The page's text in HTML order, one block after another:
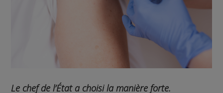
Le chef de l’État a choisi la manière forte.